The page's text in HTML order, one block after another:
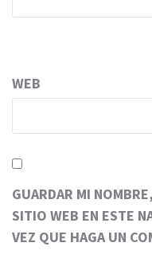
WEB
GUARDAR MI
SITIO WEB EN ESTE
VEZ QUE HAGA UN